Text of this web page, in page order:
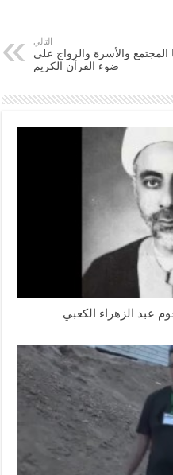
التالي
المجتمع والأسرة والزواج على
ضوء القرآن الكريم
عبد الزهراء الكعبي